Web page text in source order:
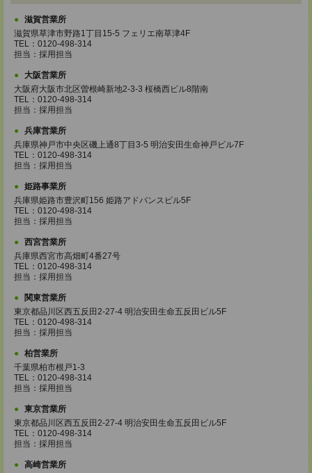
滋賀営業所
滋賀県草津市野路1丁目15-5 フェリエ南草津4F
TEL：0120-498-314
担当：採用担当
大阪営業所
大阪府大阪市北区曽根崎新地2-3-3 桜橋西ビル8階南
TEL：0120-498-314
担当：採用担当
兵庫営業所
兵庫県神戸市中央区磯上通8丁目3-5 明治安田生命神戸ビル7F
TEL：0120-498-314
担当：採用担当
姫路事業所
兵庫県姫路市豊沢町156 姫路アドバンスビル5F
TEL：0120-498-314
担当：採用担当
西宮営業所
兵庫県西宮市高畑町4番27号
TEL：0120-498-314
担当：採用担当
関東営業所
東京都品川区西五反田2-27-4 明治安田生命五反田ビル5F
TEL：0120-498-314
担当：採用担当
柏営業所
千葉県柏市根戸1-3
TEL：0120-498-314
担当：採用担当
東京営業所
東京都品川区西五反田2-27-4 明治安田生命五反田ビル5F
TEL：0120-498-314
担当：採用担当
高崎営業所